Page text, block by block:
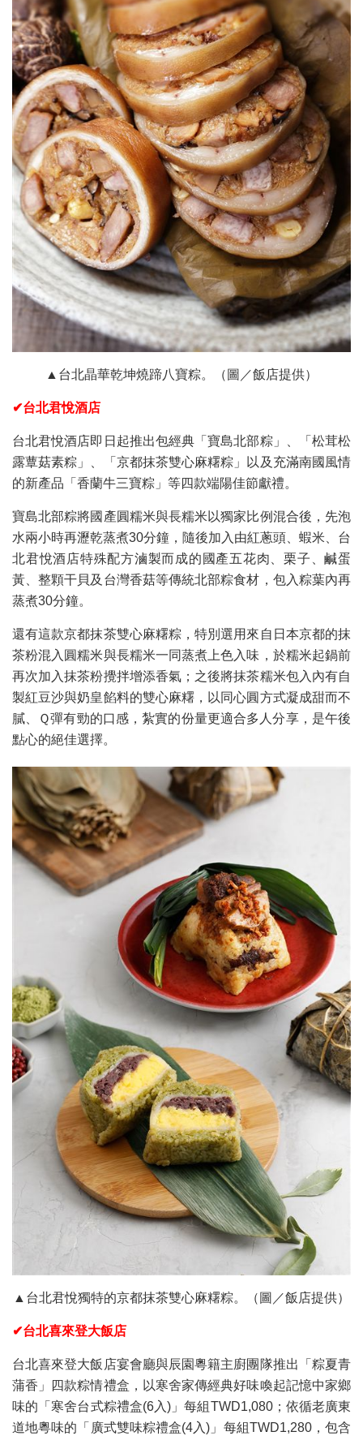
▲台北晶華乾坤燒蹄八寶粽。（圖／飯店提供）
✔台北君悅酒店
台北君悅酒店即日起推出包經典「寶島北部粽」、「松茸松
露蕈菇素粽」、「京都抹茶雙心麻糬粽」以及充滿南國風情
的新產品「香蘭牛三寶粽」等四款端陽佳節獻禮。
寶島北部粽將國產圓糯米與長糯米以獨家比例混合後，先泡
水兩小時再瀝乾蒸煮30分鐘，隨後加入由紅蔥頭、蝦米、台
北君悅酒店特殊配方滷製而成的國產五花肉、栗子、鹹蛋
黃、整顆干貝及台灣香菇等傳統北部粽食材，包入粽葉內再
蒸煮30分鐘。
還有這款京都抹茶雙心麻糬粽，特別選用來自日本京都的抹
茶粉混入圓糯米與長糯米一同蒸煮上色入味，於糯米起鍋前
再次加入抹茶粉攪拌增添香氣；之後將抹茶糯米包入內有自
製紅豆沙與奶皇餡料的雙心麻糬，以同心圓方式凝成甜而不
膩、Ｑ彈有勁的口感，紮實的份量更適合多人分享，是午後
點心的絕佳選擇。
▲台北君悅獨特的京都抹茶雙心麻糬粽。（圖／飯店提供）
✔台北喜來登大飯店
台北喜來登大飯店宴會廳與辰園粵籍主廚團隊推出「粽夏青
蒲香」四款粽情禮盒，以寒舍家傳經典好味喚起記憶中家鄉
味的「寒舍台式粽禮盒(6入)」每組TWD1,080；依循老廣東
道地粵味的「廣式雙味粽禮盒(4入)」每組TWD1,280，包含